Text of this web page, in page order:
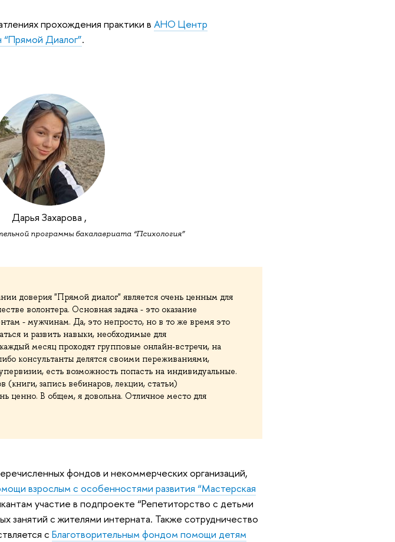
прохождения практики вАНО Центр
Диалог”.
Дарья Захарова ,
программы бакалавриата “Психология”
доверия "Прямой диалог" является очень ценным для
волонтера. Основная задача - это оказание
- мужчинам. Да, это непросто, но в то же время это
и развить навыки, необходимые для
месяц проходят групповые онлайн-встречи, на
консультанты делятся своими переживаниями,
есть возможность попасть на индивидуальные.
запись вебинаров, лекции, статьи)
ценно. В общем, я довольна. Отличное место для
фондов и некоммерческих организаций,
взрослым с особенностями развития “Мастерская
участие в подпроекте “Репетиторство с детьми
занятий с жителями интерната. Также сотрудничество
сБлаготворительным фондом помощи детям